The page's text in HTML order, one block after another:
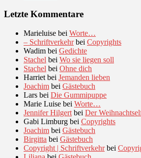
Letzte Kommentare
Marieluise bei Worte…
– Schriftverkehrbei Copyrights
Wadim bei Gedichte
Stachel bei Wo sie liegen soll
Stachel bei Ohne dich
Harriet bei Jemanden lieben
Joachim bei Gästebuch
Lars bei Die Gummipuppe
Marie Luise bei Worte…
Jennifer Hilgert bei Der
Gabi Limburg bei Copyrights
Joachim bei Gästebuch
Birgitta bei Gästebuch
Copyright | Schriftverkehrbei